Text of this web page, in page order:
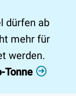
dürfen ab
mehr für
werden.
Tonne